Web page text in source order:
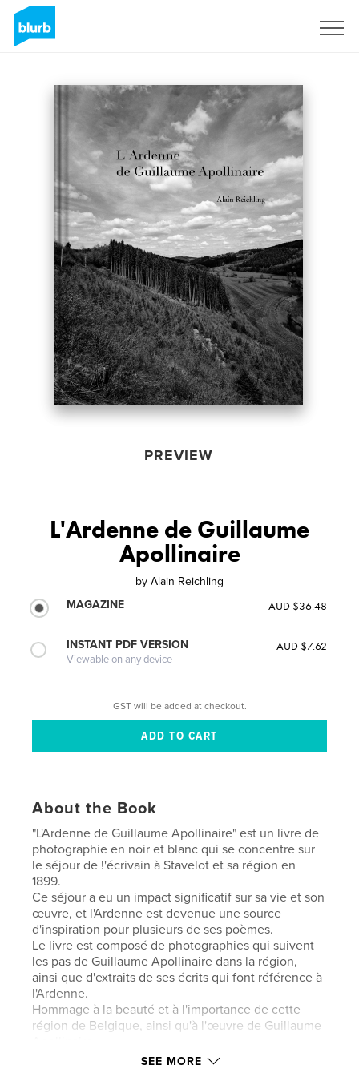
PREVIEW
L'Ardenne de Guillaume
Apollinaire
by Alain Reichling
MAGAZINE
AUD $36.48
INSTANT PDF VERSION
Viewable on any device
AUD $7.62
GST will be added at checkout.
About the Book
"L'Ardenne de Guillaume Apollinaire" est un livre de
photographie en noir et blanc qui se concentre sur
le séjour de !'écrivain à Stavelot et sa région en
1899.
Ce séjour a eu un impact significatif sur sa vie et son
œuvre, et l'Ardenne est devenue une source
d'inspiration pour plusieurs de ses poèmes.
Le livre est composé de photographies qui suivent
les pas de Guillaume Apollinaire dans la région,
ainsi que d'extraits de ses écrits qui font référence à
l'Ardenne.
Hommage à la beauté et à l'importance de cette
région de Belgique, ainsi qu'à l'œuvre de Guillaume
SEE MORE